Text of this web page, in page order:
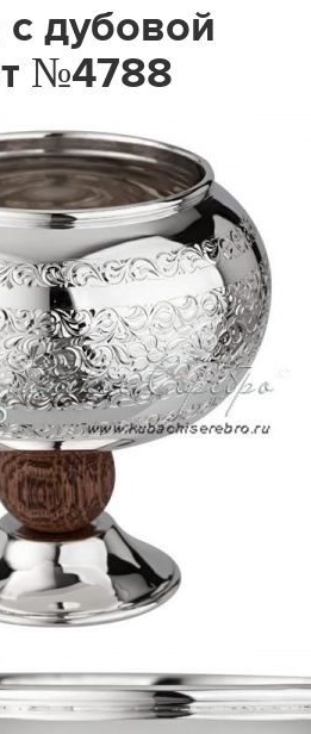
дубовой
№4788